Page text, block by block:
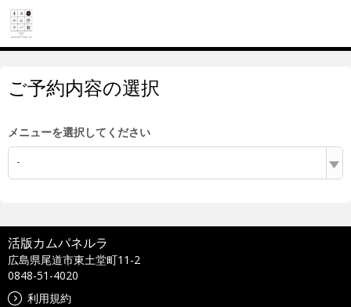
ご予約内容の選択
メニューを選択してください
-
活版カムパネルラ
広島県尾道市東土堂町11-2
0848-51-4020
利用規約